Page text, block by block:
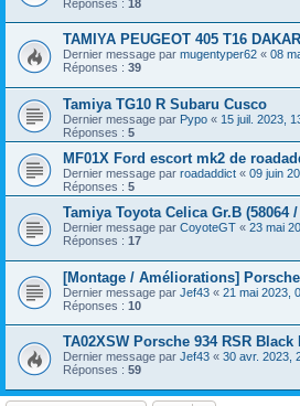
Réponses : 18
TAMIYA PEUGEOT 405 T16 DAKAR
Dernier message par mugentyper62 « 08
Réponses : 39
Tamiya TG10 R Subaru Cusco
Dernier message par Pypo « 15 juil. 2023,
Réponses : 5
MF01X Ford escort mk2 de
Dernier message par roadaddict « 09 juin
Réponses : 5
Tamiya Toyota Celica Gr.B (58064 /
Dernier message par CoyoteGT « 23 mai
Réponses : 17
[Montage / Améliorations]
Dernier message par Jef43 « 21 mai 2023,
Réponses : 10
TA02XSW Porsche 934 RSR
Dernier message par Jef43 « 30 avr. 2023,
Réponses : 59